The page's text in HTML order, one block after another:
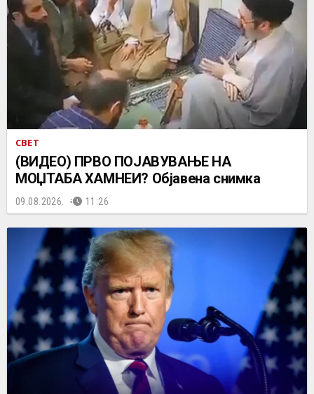
СВЕТ
(ВИДЕО) ПРВО ПОЈАВУВАЊЕ НА
МОЏТАБА ХАМНЕИ? Објавена снимка
09.08.2026. 11:26